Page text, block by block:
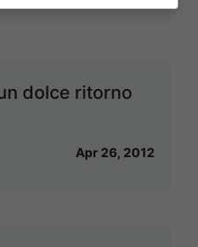
dolce ritorno
Apr 26, 2012